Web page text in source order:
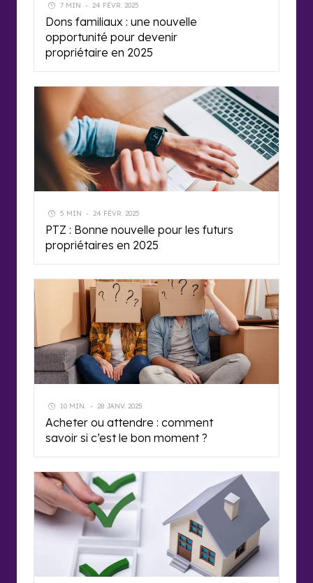
7 MIN - 24 FÉVR. 2025
Dons familiaux : une nouvelle
opportunité pour devenir
propriétaire en 2025
5 MIN - 24 FÉVR. 2025
PTZ : Bonne nouvelle pour les futurs
propriétaires en 2025
10 MIN. - 28 JANV. 2025
Acheter ou attendre : comment
savoir si c’est le bon moment ?